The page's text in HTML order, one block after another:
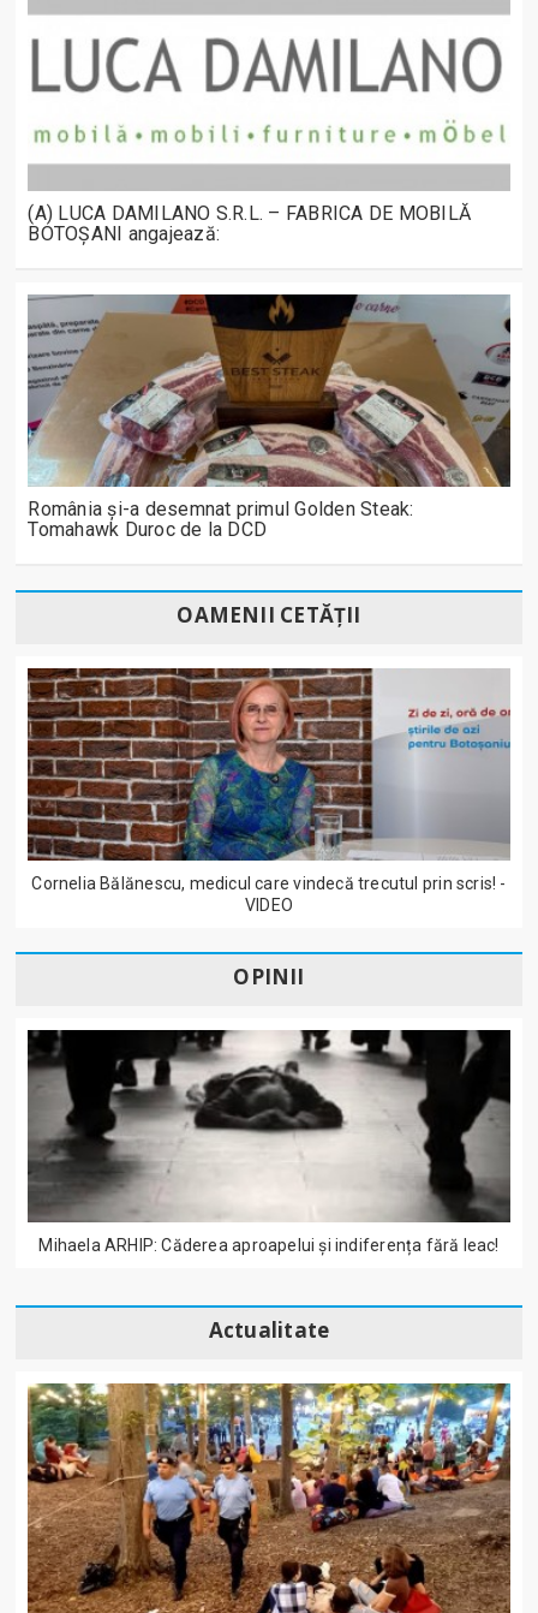
(A) LUCA DAMILANO S.R.L. – FABRICA DE MOBILĂ
BOTOȘANI angajează:
România și-a desemnat primul Golden Steak:
Tomahawk Duroc de la DCD
OAMENII CETĂȚII
Cornelia Bălănescu, medicul care vindecă trecutul prin scris! -
VIDEO
OPINII
Mihaela ARHIP: Căderea aproapelui și indiferența fără leac!
Actualitate